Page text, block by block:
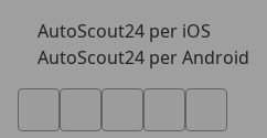
AutoScout24 per iOS
AutoScout24 per Android